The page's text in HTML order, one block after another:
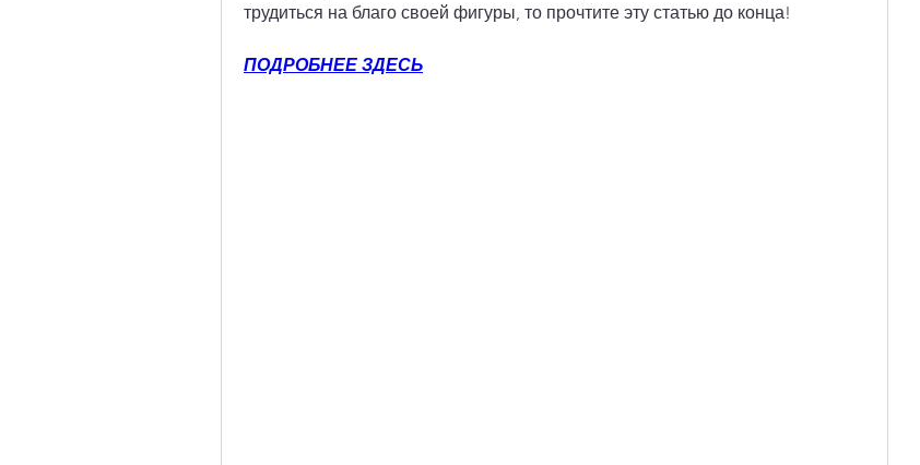
трудиться на благо своей фигуры, то прочтите эту статью до конца!
ПОДРОБНЕЕ ЗДЕСЬ